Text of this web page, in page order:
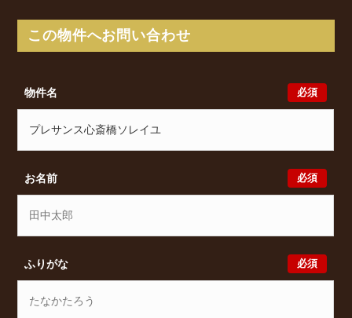
Osaka Metro 堺筋線 長堀橋駅 徒歩8分 からアクセス
が可能となっております。
をはじめ、博労町1丁目2-11周辺エリアで賃貸物件・
マンションをお探しでしたら、ぜひ大阪分譲賃貸
譲賃貸Classicalでは、お問い合わせ以外にも来店予約
望の条件をいただきましたら、プロの目線からおすす
めの賃貸物件をご提案いたします。
この物件へお問い合わせ
必須
物件名
必須
お名前
必須
ふりがな